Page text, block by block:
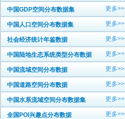
中国GDP空间分布数据集 更多>>
中国人口空间分布数据集 更多>>
社会经济统计年鉴数据 更多>>
中国陆地生态系统类型分布数据 更多>>
中国流域空间分布数据 更多>>
中国道路空间分布数据 更多>>
中国水系流域空间分布数据集 更多>>
全国POI兴趣点分布数据 更多>>